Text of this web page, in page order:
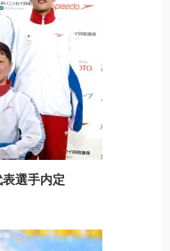
選手内定